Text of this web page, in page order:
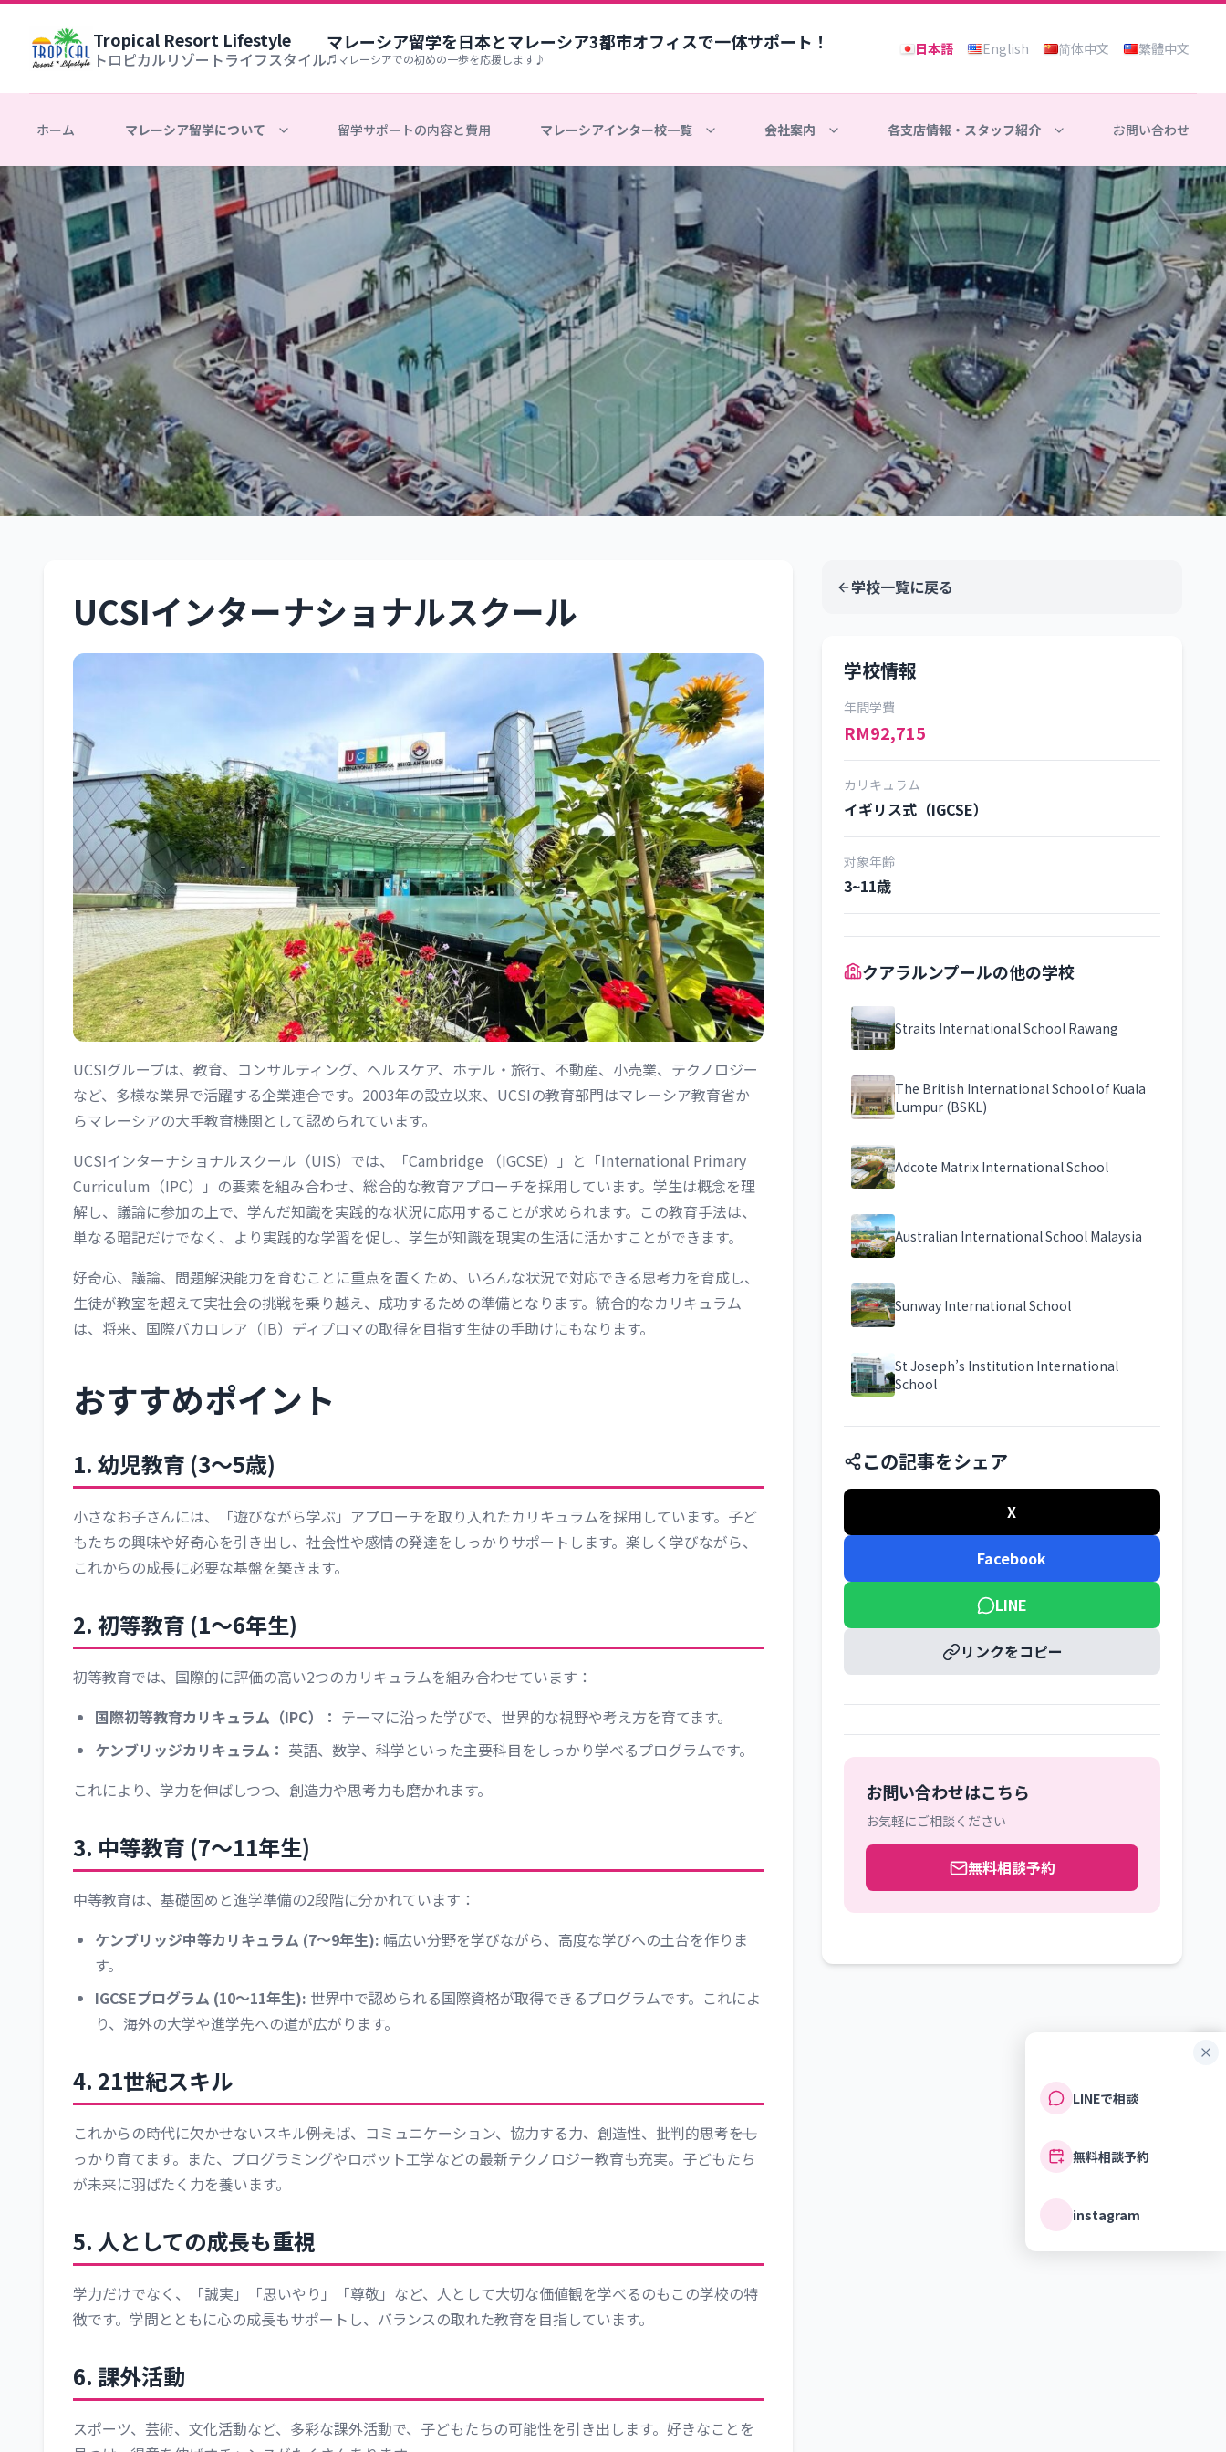
Tropical Resort Lifestyle
トロピカルリゾートライフスタイル
マレーシア留学を日本とマレーシア3都市オフィスで一体サポート！
♬マレーシアでの初めの一歩を応援します♪
日本語 English 简体中文 繁體中文
ホーム マレーシア留学について 留学サポートの内容と費用 マレーシアインター校一覧 会社案内 各支店情報・スタッフ紹介 お問い合わせ
UCSI International School
UCSIインターナショナルスクール
UCSIグループは、教育、コンサルティング、ヘルスケア、ホテル・旅行、不動産、小売業、テクノロジー
など、多様な業界で活躍する企業連合です。2003年の設立以来、UCSIの教育部門はマレーシア教育省か
らマレーシアの大手教育機関として認められています。
UCSIインターナショナルスクール（UIS）では、「Cambridge （IGCSE）」と「International Primary
Curriculum（IPC）」の要素を組み合わせ、総合的な教育アプローチを採用しています。学生は概念を理
解し、議論に参加の上で、学んだ知識を実践的な状況に応用することが求められます。この教育手法は、
単なる暗記だけでなく、より実践的な学習を促し、学生が知識を現実の生活に活かすことができます。
好奇心、議論、問題解決能力を育むことに重点を置くため、いろんな状況で対応できる思考力を育成し、
生徒が教室を超えて実社会の挑戦を乗り越え、成功するための準備となります。統合的なカリキュラム
は、将来、国際バカロレア（IB）ディプロマの取得を目指す生徒の手助けにもなります。
おすすめポイント
1. 幼児教育 (3～5歳)
小さなお子さんには、「遊びながら学ぶ」アプローチを取り入れたカリキュラムを採用しています。子ど
もたちの興味や好奇心を引き出し、社会性や感情の発達をしっかりサポートします。楽しく学びながら、
これからの成長に必要な基盤を築きます。
2. 初等教育 (1～6年生)
初等教育では、国際的に評価の高い2つのカリキュラムを組み合わせています：
国際初等教育カリキュラム（IPC）： テーマに沿った学びで、世界的な視野や考え方を育てます。
ケンブリッジカリキュラム： 英語、数学、科学といった主要科目をしっかり学べるプログラムです。
これにより、学力を伸ばしつつ、創造力や思考力も磨かれます。
3. 中等教育 (7～11年生)
中等教育は、基礎固めと進学準備の2段階に分かれています：
ケンブリッジ中等カリキュラム (7～9年生): 幅広い分野を学びながら、高度な学びへの土台を作りま
す。
IGCSEプログラム (10～11年生): 世界中で認められる国際資格が取得できるプログラムです。これによ
り、海外の大学や進学先への道が広がります。
4. 21世紀スキル
これからの時代に欠かせないスキル――例えば、コミュニケーション、協力する力、創造性、批判的思考――をし
っかり育てます。また、プログラミングやロボット工学などの最新テクノロジー教育も充実。子どもたち
が未来に羽ばたく力を養います。
5. 人としての成長も重視
学力だけでなく、「誠実」「思いやり」「尊敬」など、人として大切な価値観を学べるのもこの学校の特
徴です。学問とともに心の成長もサポートし、バランスの取れた教育を目指しています。
6. 課外活動
スポーツ、芸術、文化活動など、多彩な課外活動で、子どもたちの可能性を引き出します。好きなことを
学校一覧に戻る
学校情報
年間学費
RM92,715
カリキュラム
イギリス式（IGCSE）
対象年齢
3~11歳
クアラルンプールの他の学校
Straits International School Rawang
The British International School of Kuala
Lumpur (BSKL)
Adcote Matrix International School
Australian International School Malaysia
Sunway International School
St Joseph’s Institution International
School
この記事をシェア
X
Facebook
LINE
リンクをコピー
お問い合わせはこちら
お気軽にご相談ください
無料相談予約
LINEで相談
無料相談予約
instagram